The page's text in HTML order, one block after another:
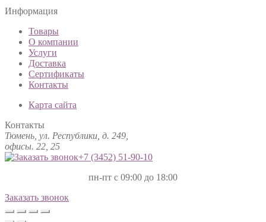
Информация
Товары
О компании
Услуги
Доставка
Сертификаты
Контакты
Карта сайта
Контакты
Тюмень, ул. Республики, д. 249,
офисы. 22, 25
+7 (3452) 51-90-10
пн-пт с 09:00 до 18:00
Заказать звонок